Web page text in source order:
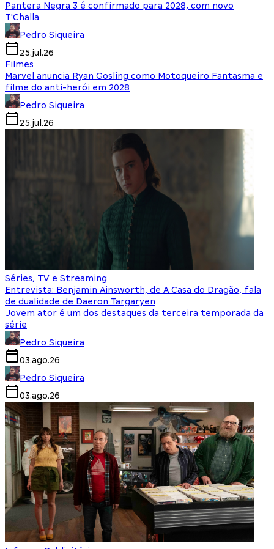
Pantera Negra 3 é confirmado para 2028, com novo
T'Challa
Pedro Siqueira
25.jul.26
Filmes
Marvel anuncia Ryan Gosling como Motoqueiro Fantasma e
filme do anti-herói em 2028
Pedro Siqueira
25.jul.26
Séries, TV e Streaming
Entrevista: Benjamin Ainsworth, de A Casa do Dragão, fala
de dualidade de Daeron Targaryen
Jovem ator é um dos destaques da terceira temporada da
série
Pedro Siqueira
03.ago.26
Pedro Siqueira
03.ago.26